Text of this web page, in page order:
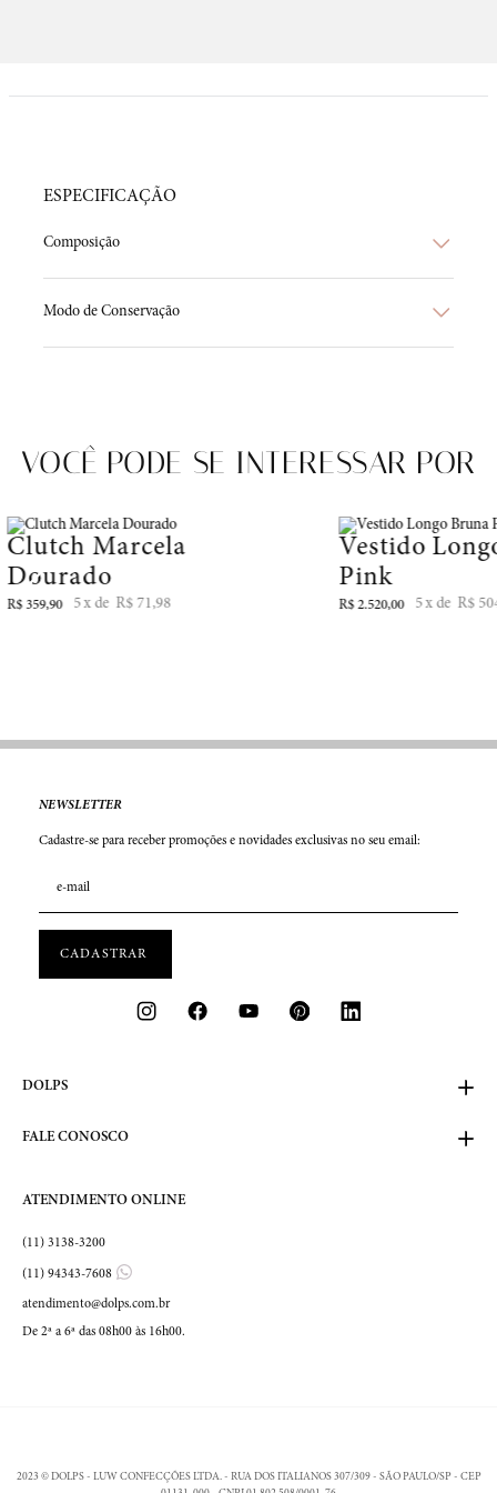
ESPECIFICAÇÃO
Composição
Modo de Conservação
VOCÊ PODE SE INTERESSAR POR
Clutch Marcela
Dourado
R$ 359,90 5 R$ 71,98
Vestido
Pink
R$ 2.520,00 5 R$
NEWSLETTER
Cadastre-se para receber promoções e novidades exclusivas no seu email:
DOLPS
FALE CONOSCO
ATENDIMENTO ONLINE
(11) 3138-3200
(11) 94343-7608
atendimento@dolps.com.br
De 2ª a 6ª das 08h00 às 16h00.
2023 © DOLPS - LUW CONFECÇÕES LTDA. - RUA DOS ITALIANOS 307/309 - SÃO PAULO/SP - CEP